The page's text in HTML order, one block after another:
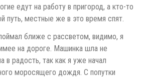
едут на работу в пригород, а кто-то
путь, местные же в это время спят.
ближе с рассветом, видимо, я
на дороге. Машинка шла не
в радость, так как я уже начал
моросящего дождя. С попутки